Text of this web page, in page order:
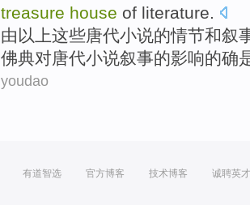
treasure house of literature.
由以上这些唐代小说的情节和叙
佛典对唐代小说叙事的影响的确
youdao
有道智选 官方博客 技术博客 诚聘英才